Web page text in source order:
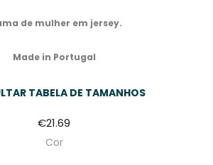
de mulher em jersey.
Made in Portugal
TABELA DE TAMANHOS
€21.69
Cor